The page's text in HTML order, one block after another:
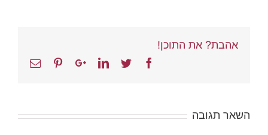
אהבת? את התוכן!
Facebook
Twitter
Linkedin
Google+
Pinterest
Email
השאר תגובה